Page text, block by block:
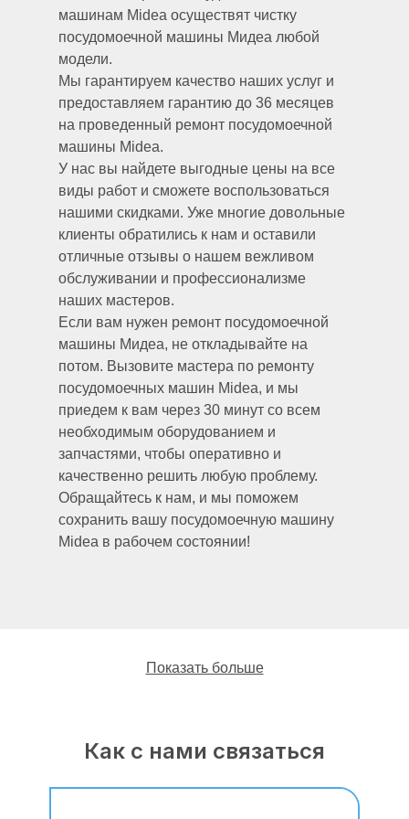
Показать больше
машинам Midea осуществят чистку
посудомоечной машины Мидеа любой
модели.
Мы гарантируем качество наших услуг и
предоставляем гарантию до 36 месяцев
на проведенный ремонт посудомоечной
машины Midea.
У нас вы найдете выгодные цены на все
виды работ и сможете воспользоваться
нашими скидками. Уже многие довольные
клиенты обратились к нам и оставили
отличные отзывы о нашем вежливом
обслуживании и профессионализме
наших мастеров.
Если вам нужен ремонт посудомоечной
машины Мидеа, не откладывайте на
потом. Вызовите мастера по ремонту
посудомоечных машин Midea, и мы
приедем к вам через 30 минут со всем
необходимым оборудованием и
запчастями, чтобы оперативно и
качественно решить любую проблему.
Обращайтесь к нам, и мы поможем
сохранить вашу посудомоечную машину
Midea в рабочем состоянии!
Наши мастера имеют многолетний опыт
профилактике, монтажу и демонтажу
Как с нами связаться